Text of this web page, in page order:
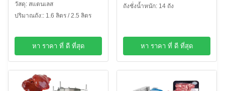
วัสดุ: สแตนเลส
ปริมาณถัง:: 1.6 ลิตร / 2.5 ลิตร
หา ราคา ที่ ดี ที่สุด
พักจานลักยิ้ม
ถังชั่งน้ำหนัก: 14 ถัง
หา ราคา ที่ ดี ที่สุด